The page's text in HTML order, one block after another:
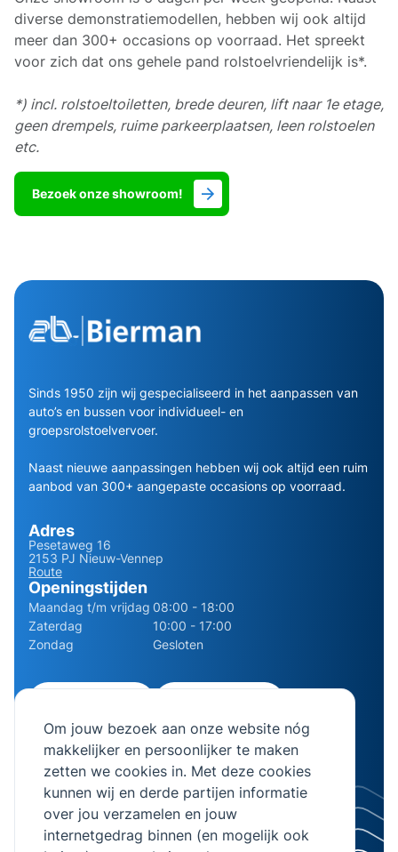
Om jouw bezoek aan onze website nóg
makkelijker en persoonlijker te maken
zetten we cookies in. Met deze cookies
kunnen wij en derde partijen informatie
over jou verzamelen en jouw
internetgedrag binnen (en mogelijk ook
diverse demonstratiemodellen, hebben wij ook altijd
meer dan 300+ occasions op voorraad. Het spreekt
voor zich dat ons gehele pand rolstoelvriendelijk is*.
*) incl. rolstoeltoiletten, brede deuren, lift naar 1e etage,
geen drempels, ruime parkeerplaatsen, leen rolstoelen
etc.
Bezoek onze showroom!
Sinds 1950 zijn wij gespecialiseerd in het aanpassen van
auto’s en bussen voor individueel- en
groepsrolstoelvervoer.
Naast nieuwe aanpassingen hebben wij ook altijd een ruim
aanbod van 300+ aangepaste occasions op voorraad.
Adres
Pesetaweg 16
2153 PJ Nieuw-Vennep
Route
Openingstijden
Maandag t/m vrijdag 08:00 - 18:00
Zaterdag
10:00 - 17:00
Zondag
Gesloten
info@bierman.eu